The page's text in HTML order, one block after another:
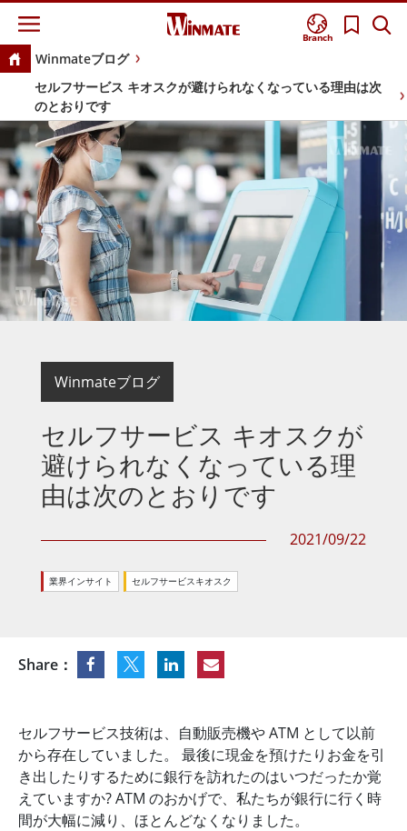
Branch
Winmateブログ
セルフサービス キオスクが避けられなくなっている理由は次
のとおりです
Winmateブログ
セルフサービス キオスクが
避けられなくなっている理
由は次のとおりです
2021/09/22
業界インサイト セルフサービスキオスク
Share：
セルフサービス技術は、自動販売機や ATM として以前
から存在していました。 最後に現金を預けたりお金を引
き出したりするために銀行を訪れたのはいつだったか覚
えていますか? ATM のおかげで、私たちが銀行に行く時
間が大幅に減り、ほとんどなくなりました。